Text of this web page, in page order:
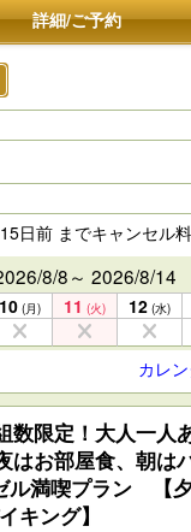
詳細/ご予約
日前 までキャンセル
8/8～ 2026/8/14
10 (月) 11 (火) 12 (水)
カレ
限定！大人一人
お部屋食、朝は
ル満喫プラン 【
キング】